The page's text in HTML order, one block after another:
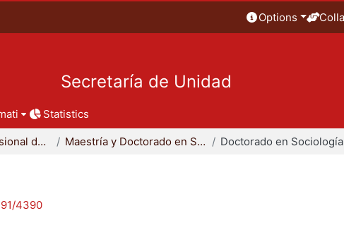
Options
Secretaría de Unidad
Statistics
Coordinación Divisional de Posgrado Maestría y Doctorado en Sociología Doctorado en Sociología
4390